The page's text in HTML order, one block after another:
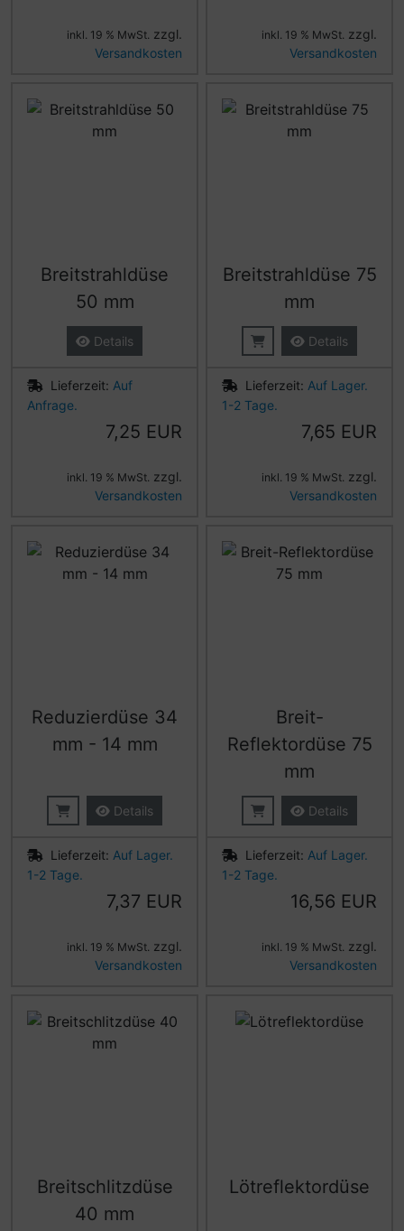
inkl. 19 % MwSt. zzgl.
Versandkosten
inkl. 19 % MwSt. zzgl.
Versandkosten
Breitstrahldüse
50 mm
Details
Lieferzeit: Auf
Anfrage.
7,25 EUR
inkl. 19 % MwSt. zzgl.
Versandkosten
Breitstrahldüse 75
mm
Details
Lieferzeit: Auf Lager.
1-2 Tage.
7,65 EUR
inkl. 19 % MwSt. zzgl.
Versandkosten
Reduzierdüse 34
mm - 14 mm
Details
Lieferzeit: Auf Lager.
1-2 Tage.
7,37 EUR
inkl. 19 % MwSt. zzgl.
Versandkosten
Breit-
Reflektordüse 75
mm
Details
Lieferzeit: Auf Lager.
1-2 Tage.
16,56 EUR
inkl. 19 % MwSt. zzgl.
Versandkosten
Breitschlitzdüse
40 mm
Lötreflektordüse